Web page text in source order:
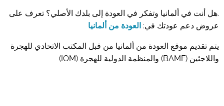
.هل أنت في ألمانيا وتفكر في العودة إلى بلدك الأصلي؟ تعرف على
عروض دعم عودتك في: العودة من ألمانيا
يتم تقديم موقع العودة من ألمانيا من قبل المكتب الاتحادي للهجرة
واللاجئين (BAMF) والمنظمة الدولية للهجرة (IOM)